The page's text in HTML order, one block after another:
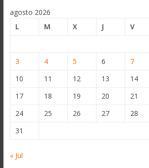
agosto 2026
L
M X J V
3
4 5 6 7
10
11 12 13 14
17
18 19 20 21
24
25 26 27 28
31
« Jul